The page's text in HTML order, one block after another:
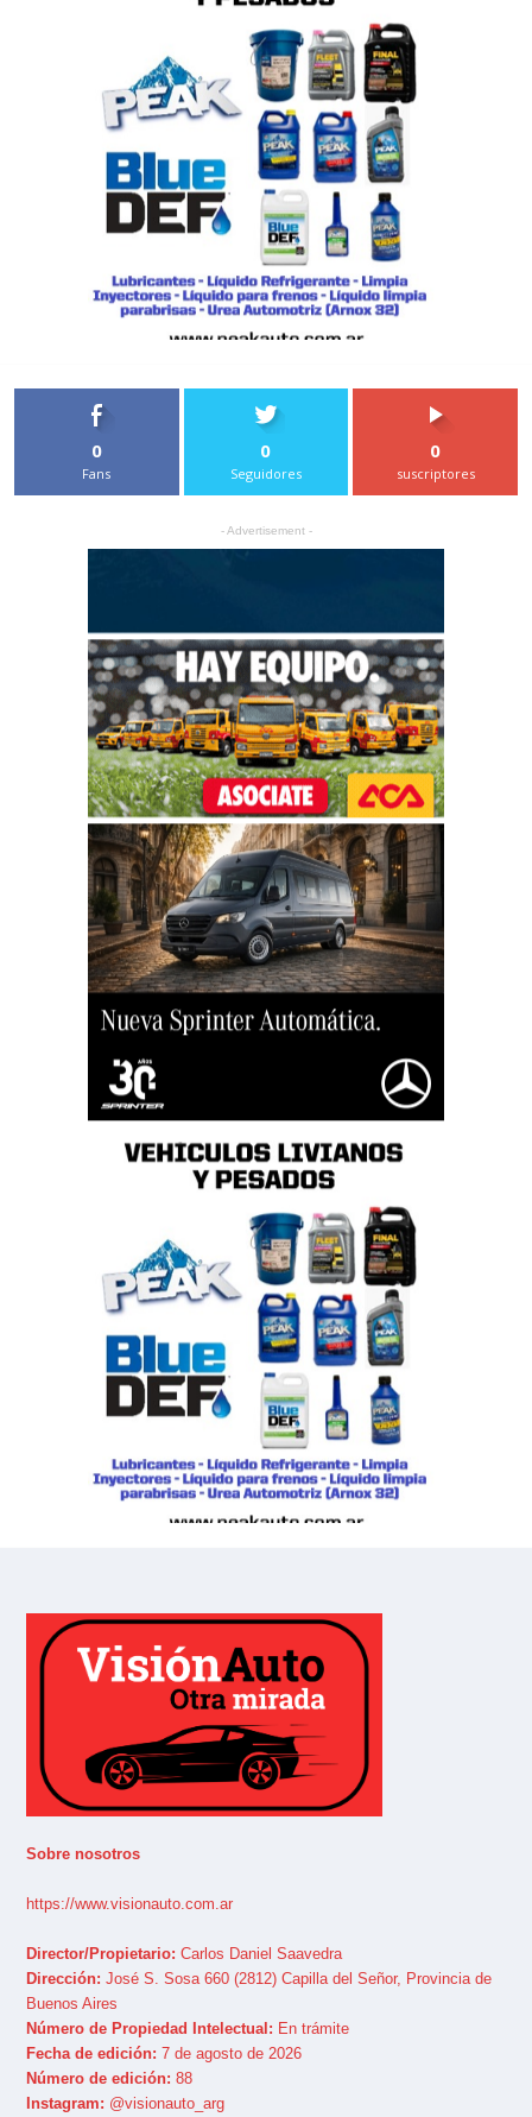
0
Fans
0
Seguidores
0
suscriptores
- Advertisement -
Sobre nosotros
https://www.visionauto.com.ar
Director/Propietario: Carlos Daniel Saavedra
Dirección: José S. Sosa 660 (2812) Capilla del Señor, Provincia de
Buenos Aires
Número de Propiedad Intelectual: En trámite
Fecha de edición: 7 de agosto de 2026
Número de edición: 88
Instagram: @visionauto_arg